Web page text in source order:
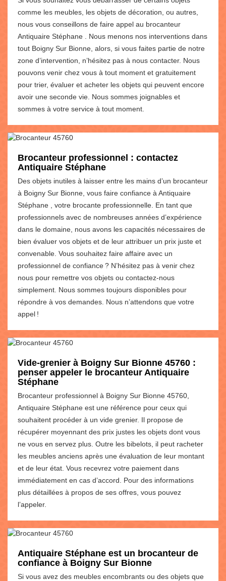
comme les meubles, les objets de décoration, ou autres,
nous vous conseillons de faire appel au brocanteur
Antiquaire Stéphane . Nous menons nos interventions dans
tout Boigny Sur Bionne, alors, si vous faites partie de notre
zone d’intervention, n’hésitez pas à nous contacter. Nous
pouvons venir chez vous à tout moment et gratuitement
pour trier, évaluer et acheter les objets qui peuvent encore
avoir une seconde vie. Nous sommes joignables et
sommes à votre service à tout moment.
Brocanteur professionnel : contactez
Antiquaire Stéphane
Des objets inutiles à laisser entre les mains d’un brocanteur
à Boigny Sur Bionne, vous faire confiance à Antiquaire
Stéphane , votre brocante professionnelle. En tant que
professionnels avec de nombreuses années d’expérience
dans le domaine, nous avons les capacités nécessaires de
bien évaluer vos objets et de leur attribuer un prix juste et
convenable. Vous souhaitez faire affaire avec un
professionnel de confiance ? N’hésitez pas à venir chez
nous pour remettre vos objets ou contactez-nous
simplement. Nous sommes toujours disponibles pour
répondre à vos demandes. Nous n’attendons que votre
appel !
Vide-grenier à Boigny Sur Bionne 45760 :
penser appeler le brocanteur Antiquaire
Stéphane
Brocanteur professionnel à Boigny Sur Bionne 45760,
Antiquaire Stéphane est une référence pour ceux qui
souhaitent procéder à un vide grenier. Il propose de
récupérer moyennant des prix justes les objets dont vous
ne vous en servez plus. Outre les bibelots, il peut racheter
les meubles anciens après une évaluation de leur montant
et de leur état. Vous recevrez votre paiement dans
immédiatement en cas d’accord. Pour des informations
plus détaillées à propos de ses offres, vous pouvez
l’appeler.
Antiquaire Stéphane est un brocanteur de
confiance à Boigny Sur Bionne
Si vous avez des meubles encombrants ou des objets que